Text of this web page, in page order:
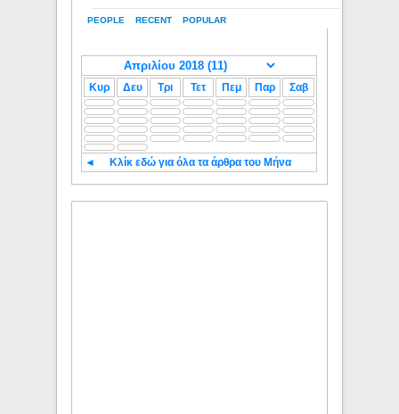
PEOPLE RECENT POPULAR
Κυρ Δευ Τρι Τετ Πεμ Παρ Σαβ
◄ Κλίκ εδώ για όλα τα άρθρα του Μήνα